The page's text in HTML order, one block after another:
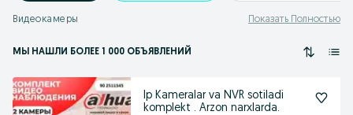
Видеокамеры Показать Полностью
МЫ НАШЛИ БОЛЕЕ 1 000 ОБЪЯВЛЕНИЙ
Ip Kameralar va NVR sotiladi
komplekt . Arzon narxlarda.